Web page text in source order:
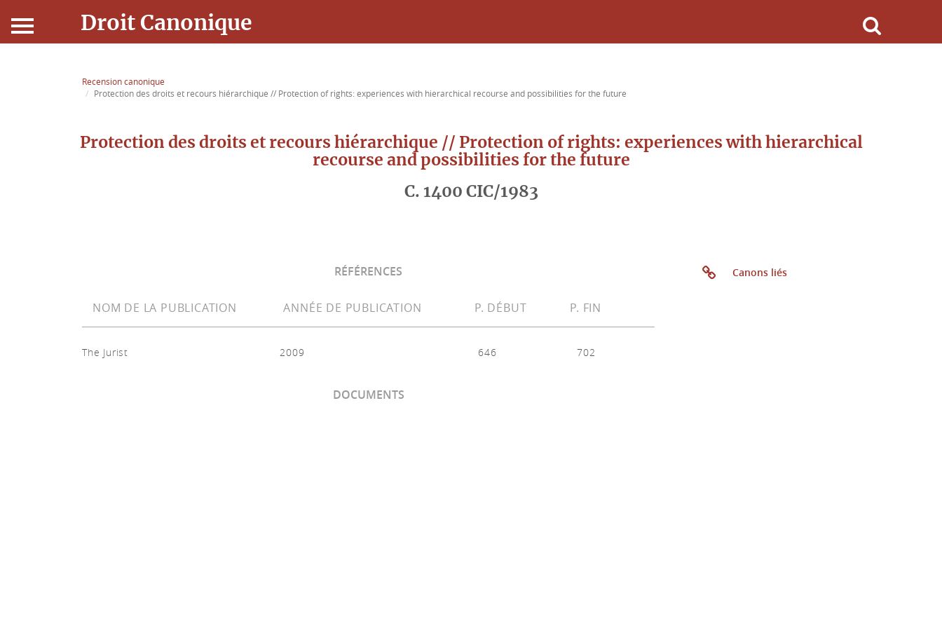
Droit Canonique
Ressources
Recension canonique
Protection des droits et recours hiérarchique // Protection of rights: experiences with hierarchical recourse and possibilities for the future
Protection des droits et recours hiérarchique // Protection of rights: experiences with hierarchical
recourse and possibilities for the future
C. 1400 CIC/1983
RÉFÉRENCES
NOM DE LA PUBLICATION ANNÉE DE PUBLICATION P. DÉBUT P. FIN
The Jurist 2009 646 702
DOCUMENTS
Canons liés